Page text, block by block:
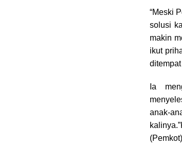
“Meski
solusi
makin
ikut
Ia
anak-